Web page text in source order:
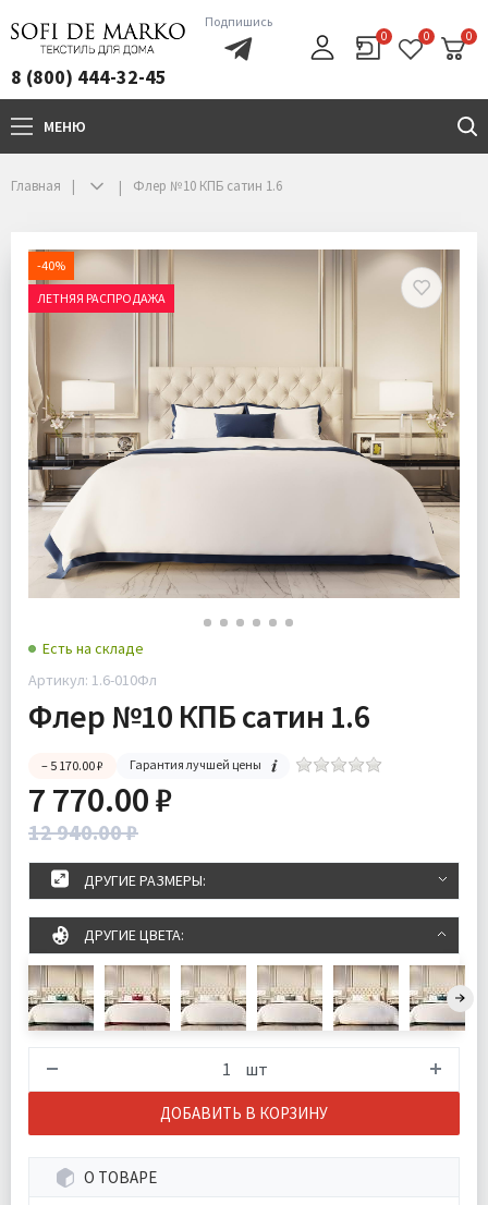
8 (800) 444-32-45
Подпишись
0 0 0
МЕНЮ
Главная Флер №10 КПБ сатин 1.6
-40%
ЛЕТНЯЯ РАСПРОДАЖА
Есть на складе
Артикул: 1.6-010Фл
Флер №10 КПБ сатин 1.6
– 5 170.00 ₽ Гарантия лучшей цены
7 770.00 ₽
12 940.00 ₽
ДРУГИЕ РАЗМЕРЫ:
ДРУГИЕ ЦВЕТА:
шт
ДОБАВИТЬ В КОРЗИНУ
О ТОВАРЕ